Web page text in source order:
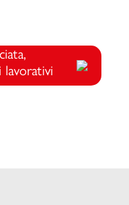
lavorativi